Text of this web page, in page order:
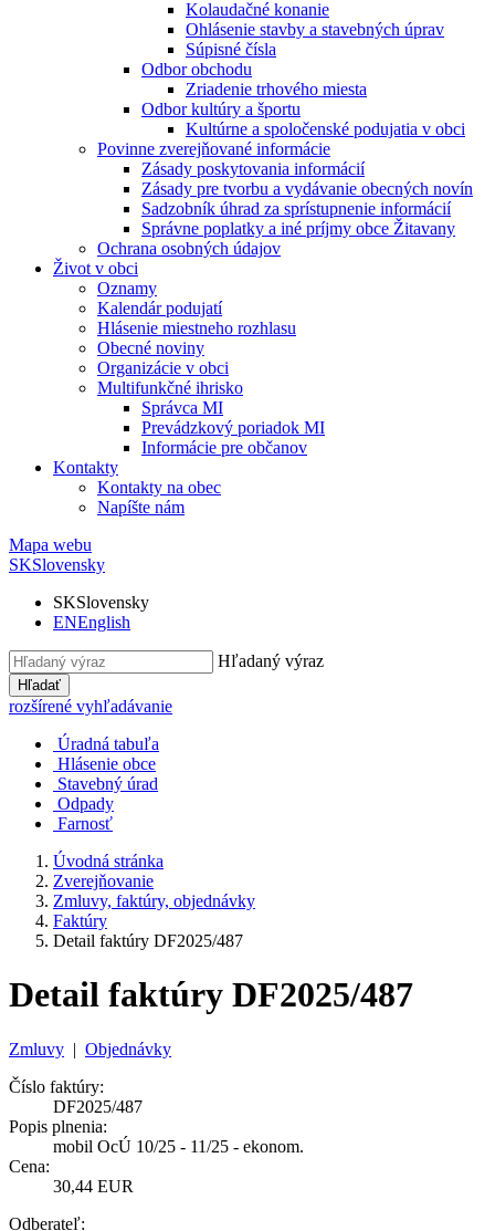
Kolaudačné konanie
Ohlásenie stavby a stavebných úprav
Súpisné čísla
Odbor obchodu
Zriadenie trhového miesta
Odbor kultúry a športu
Kultúrne a spoločenské podujatia v obci
Povinne zverejňované informácie
Zásady poskytovania informácií
Zásady pre tvorbu a vydávanie obecných novín
Sadzobník úhrad za sprístupnenie informácií
Správne poplatky a iné príjmy obce Žitavany
Ochrana osobných údajov
Život v obci
Oznamy
Kalendár podujatí
Hlásenie miestneho rozhlasu
Obecné noviny
Organizácie v obci
Multifunkčné ihrisko
Správca MI
Prevádzkový poriadok MI
Informácie pre občanov
Kontakty
Kontakty na obec
Napíšte nám
Mapa webu
SKSlovensky
SKSlovensky
ENEnglish
Hľadaný výraz
Hľadať
rozšírené vyhľadávanie
Úradná tabuľa
Hlásenie obce
Stavebný úrad
Odpady
Farnosť
Úvodná stránka
Zverejňovanie
Zmluvy, faktúry, objednávky
Faktúry
Detail faktúry DF2025/487
Detail faktúry DF2025/487
Zmluvy | Objednávky
Číslo faktúry:
DF2025/487
Popis plnenia:
mobil OcÚ 10/25 - 11/25 - ekonom.
Cena:
30,44 EUR
Odberateľ: